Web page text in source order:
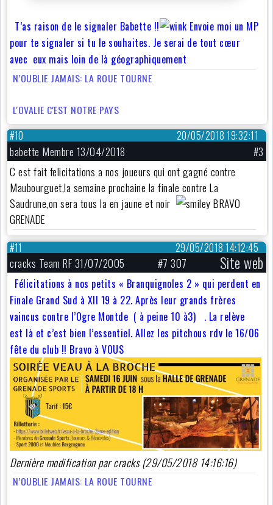
T’as raison de le signaler Babette !!
Envoie moi un MP
pour te signaler si tu le souhaites. Je serai de tout cœur
avec eux mais loin de là géographiquement
N’OUBLIE JAMAIS: LA ROUE TOURNE
L'OVALIE C'EST NOTRE PAYS
20/05/2018 19:32:11
#10
babette Membre 13/04/2018
#3
C est fait felicitations a nos joueurs qui ont gagné contre
Maubourguet,la semaine prochaine la finale contre La
Saudrune,on sera tous la en jaune et noir
BRAVO
GRENADE
29/05/2018 14:12:45
#11
cracks Team RF 31/07/2005 #7 307 Site web
Félicitations à nos petits « Branquignoles 2 » qui perdent en
Finale Grand Sud à XII 19 à 22. Après leur grands frères
vaincus contre l’Ogre Montde ( à peine 10 à3) . La relève
est là et c’est bien l’essentiel. Allez les pitchous rdv le 16/06
fête du club !! Bravo à VOUS
Dernière modification par cracks (29/05/2018 14:16:16)
N’OUBLIE JAMAIS: LA ROUE TOURNE